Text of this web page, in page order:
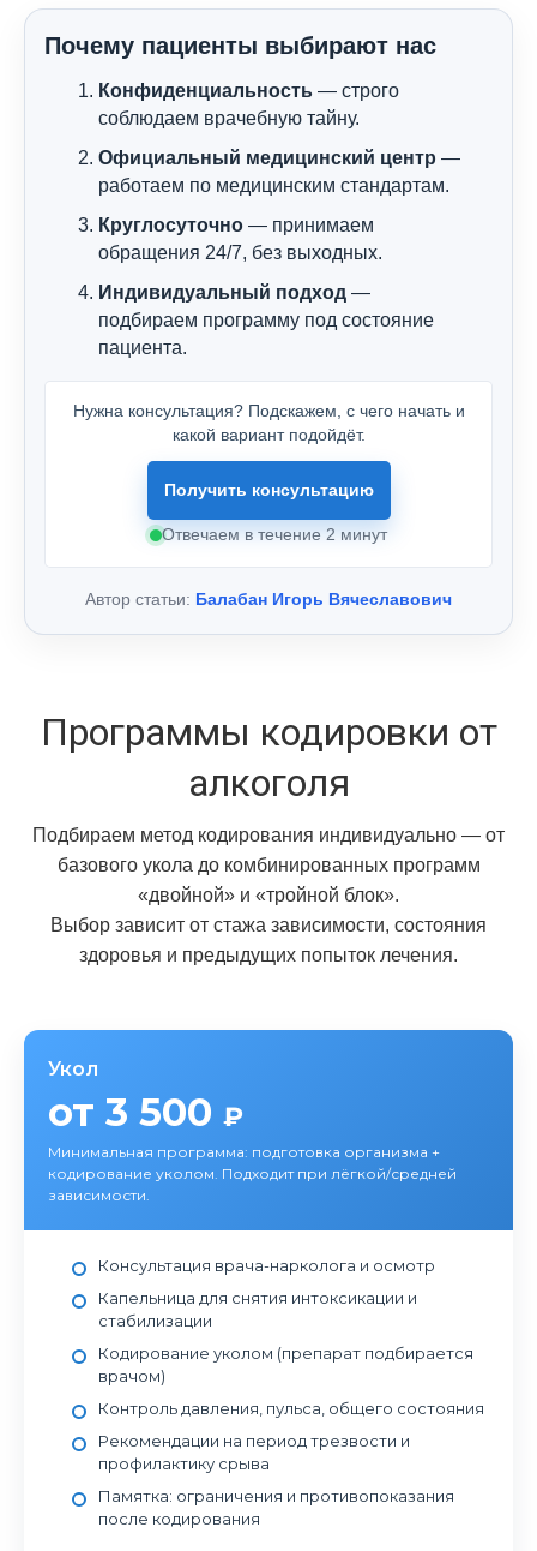
Почему пациенты выбирают нас
Конфиденциальность — строго
соблюдаем врачебную тайну.
Официальный медицинский центр —
работаем по медицинским стандартам.
Круглосуточно — принимаем
обращения 24/7, без выходных.
Индивидуальный подход —
подбираем программу под состояние
пациента.
Нужна консультация? Подскажем, с чего начать и
какой вариант подойдёт.
Получить консультацию
Отвечаем в течение 2 минут
Автор статьи: Балабан Игорь Вячеславович
Программы кодировки от
алкоголя
Подбираем метод кодирования индивидуально — от
базового укола до комбинированных программ
«двойной» и «тройной блок».
Выбор зависит от стажа зависимости, состояния
здоровья и предыдущих попыток лечения.
Укол
от 3 500 ₽
Минимальная программа: подготовка организма +
кодирование уколом. Подходит при лёгкой/средней
зависимости.
Консультация врача-нарколога и осмотр
Капельница для снятия интоксикации и
стабилизации
Кодирование уколом (препарат подбирается
врачом)
Контроль давления, пульса, общего состояния
Рекомендации на период трезвости и
профилактику срыва
Памятка: ограничения и противопоказания
после кодирования